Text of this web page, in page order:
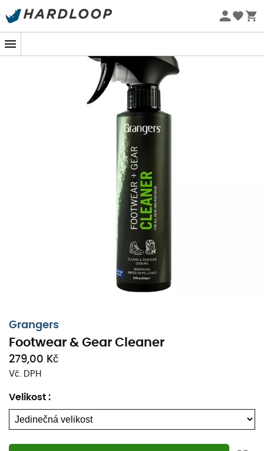
Letní akce 🔥 -5 % EXTRA při nákupu 2 produktů* s kódem
Grangers
Footwear & Gear Cleaner
279,00 Kč
Vč. DPH
Velikost :